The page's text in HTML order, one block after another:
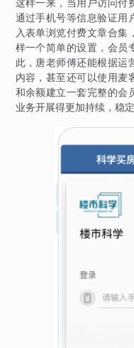
这样一来，当用户访问付
通过手机号等信息验证用
入表单浏览付费文章合集
样一个简单的设置，会员
此，唐老师傅还能根据运
内容，甚至还可以使用麦
和余额建立一套完整的会
业务开展得更加持续，稳定